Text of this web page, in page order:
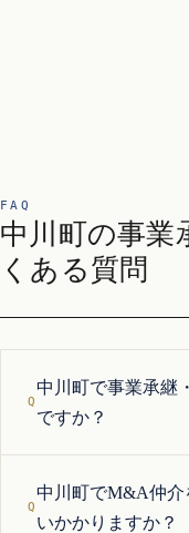
FAQ
中川町の事業
くある質問
中川町で事業承継
ですか？
中川町でM&A仲介
いかかりますか？